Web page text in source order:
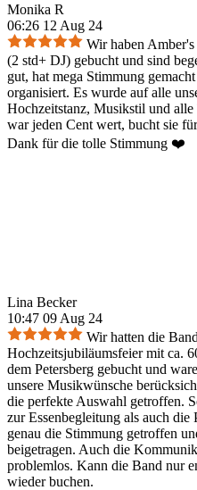
Monika R
06:26 12 Aug 24
Wir haben
(2 std+ DJ) gebucht und sind
gut, hat mega Stimmung
organisiert. Es wurde auf alle
Hochzeitstanz, Musikstil und
war jeden Cent wert, bucht sie
Dank für die tolle Stimmung ❤️
Lina Becker
10:47 09 Aug 24
Wir hatten die
Hochzeitsjubiläumsfeier mit ca.
dem Petersberg gebucht und
unsere Musikwünsche
die perfekte Auswahl getroffen.
zur Essenbegleitung als auch
genau die Stimmung getroffen
beigetragen. Auch die
problemlos. Kann die Band nur
wieder buchen.